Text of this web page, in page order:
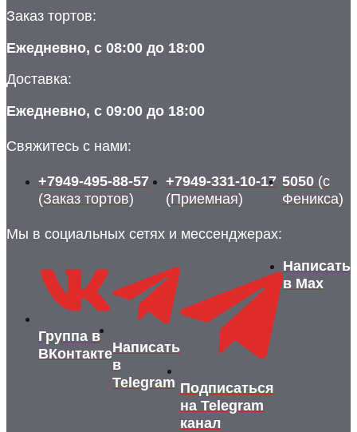
Заказ тортов:
Ежедневно, с 08:00 до 18:00
Доставка:
Ежедневно, с 09:00 до 18:00
Свяжитесь с нами:
+7949-495-88-57
(Заказ тортов)
+7949-331-10-17
(Приемная)
5050 (с
Феникса)
Мы в социальных сетях и мессенджерах:
Группа в
ВКонтактеНаписать
в
Telegram Подписаться
на Telegram
канал
Написать
в Max